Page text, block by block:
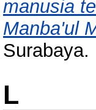
manusia
Manba'ul
Surabaya.
L